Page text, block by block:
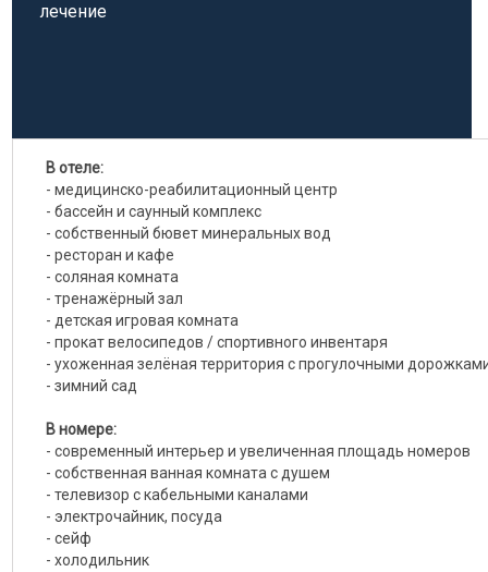
лечение
В отеле:
- медицинско-реабилитационный центр
- бассейн и саунный комплекс
- собственный бювет минеральных вод
- ресторан и кафе
- соляная комната
- тренажёрный зал
- детская игровая комната
- прокат велосипедов / спортивного инвентаря
- ухоженная зелёная территория с прогулочными
- зимний сад
В номере:
- современный интерьер и увеличенная площадь номеров
- собственная ванная комната с душем
- телевизор с кабельными каналами
- электрочайник, посуда
- сейф
- холодильник